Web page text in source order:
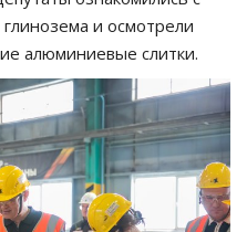
и осмотрели
алюминиевые слитки.